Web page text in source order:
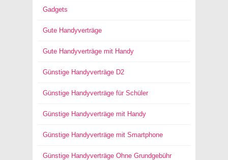
Gadgets
Gute Handyverträge
Gute Handyverträge mit Handy
Günstige Handyverträge D2
Günstige Handyverträge für Schüler
Günstige Handyverträge mit Handy
Günstige Handyverträge mit Smartphone
Günstige Handyverträge Ohne Grundgebühr